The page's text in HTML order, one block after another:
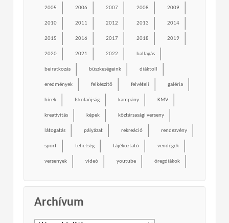
2005 2006 2007 2008 2009
2010 2011 2012 2013 2014
2015 2016 2017 2018 2019
2020 2021 2022 ballagás
beiratkozás büszkeségeink diáktoll
eredmények felkészítő felvételi galéria
hírek Iskolaújság kampány KMV
kreativítás képek köztársasági verseny
látogatás pályázat rekreáció rendezvény
sport tehetség tájékoztató vendégek
versenyek videó youtube öregdiákok
Archívum